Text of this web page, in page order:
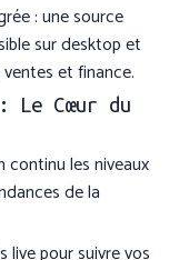
: une source
sur desktop et
et finance.
Le Cœur du
continu les niveaux
de la
live pour suivre vos